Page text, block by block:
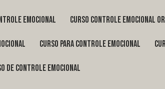
emocional curso controle emocional
curso para controle emocional
de controle emocional